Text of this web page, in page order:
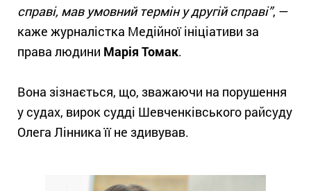
справі, мав умовний термін у другій справі”, —
каже журналістка Медійної ініціативи за
права людини Марія Томак.
Вона зізнається, що, зважаючи на порушення
у судах, вирок судді Шевченківського райсуду
Олега Лінника її не здивував.